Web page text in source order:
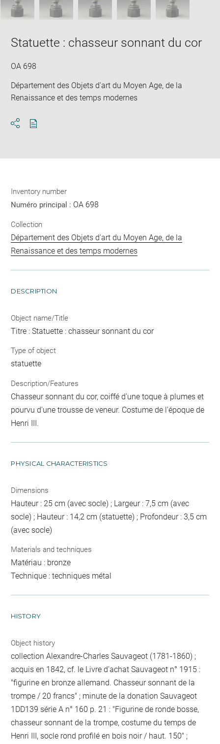
Statuette : chasseur sonnant du cor
OA 698
Département des Objets d'art du Moyen Age, de la
Renaissance et des temps modernes
Inventory number
Numéro principal : OA 698
Collection
Département des Objets d'art du Moyen Age, de la
Renaissance et des temps modernes
DESCRIPTION
Object name/Title
Titre : Statuette : chasseur sonnant du cor
Type of object
statuette
Description/Features
Chasseur sonnant du cor, coiffé d'une toque à plumes et
pourvu d'une trousse de veneur. Costume de l'époque de
Henri III.
PHYSICAL CHARACTERISTICS
Dimensions
Hauteur : 25 cm (avec socle) ; Largeur : 7,5 cm (avec
socle) ; Hauteur : 14,2 cm (statuette) ; Profondeur : 3,5 cm
(avec socle)
Materials and techniques
Matériau : bronze
Technique : techniques métal
HISTORY
Object history
collection Alexandre-Charles Sauvageot (1781-1860) ;
acquis en 1842, cf. le Livre d'achat Sauvageot n° 1915 :
"figurine en bronze allemand. Chasseur sonnant de la
trompe / 20 francs" ; minute de la donation Sauvageot
1DD139 série A n° 160 p. 21 : "Figurine de ronde bosse,
chasseur sonnant de la trompe, costume du temps de
Henri III, socle rond profilé en bois noir / haut. 150" ;